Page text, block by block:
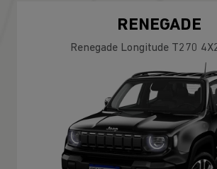
RENEGADE
Renegade Longitude T270